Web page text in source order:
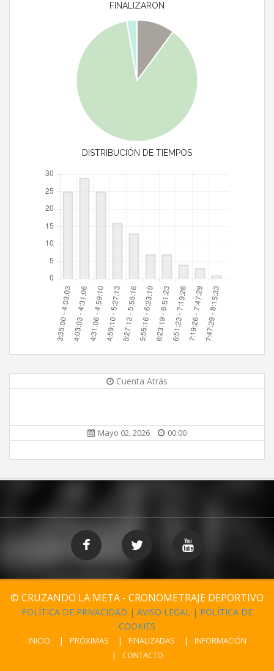
FINALIZARON
DISTRIBUCIÓN DE TIEMPOS
Cuenta Atrás
Mayo 02, 2026 00:00
© CRUZANDO LA META - CRONOMETRAJE DEPORTIVO
POLÍTICA DE PRIVACIDAD | AVISO LEGAL | POLÍTICA DE
COOKIES
INICIO PRÓXIMAS FINALIZADAS
INFORMACIÓN
CONTACTO